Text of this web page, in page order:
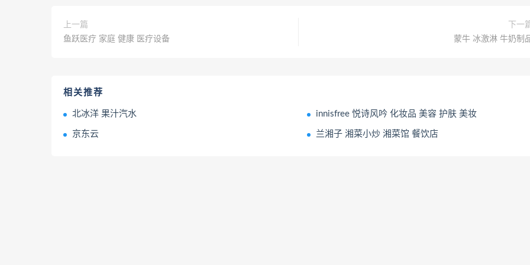
上一篇
鱼跃医疗 家庭 健康 医疗设备
下一
蒙牛 冰激淋 牛奶制
相关推荐
北冰洋 果汁汽水 innisfree 悦诗风吟 化妆品 美容 护肤 美妆
京东云 兰湘子 湘菜小炒 湘菜馆 餐饮店